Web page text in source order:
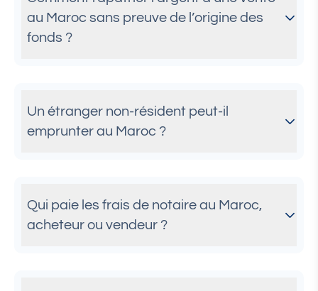
au Maroc sans preuve de l’origine des
fonds ?
Un étranger non-résident peut-il
emprunter au Maroc ?
Qui paie les frais de notaire au Maroc,
acheteur ou vendeur ?